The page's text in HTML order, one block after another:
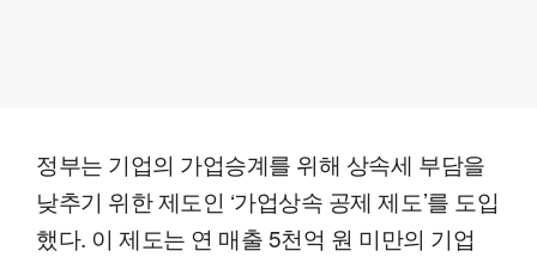
정부는 기업의 가업승계를 위해 상속세 부담을
낮추기 위한 제도인 ‘가업상속 공제 제도’를 도입
했다. 이 제도는 연 매출 5천억 원 미만의 기업